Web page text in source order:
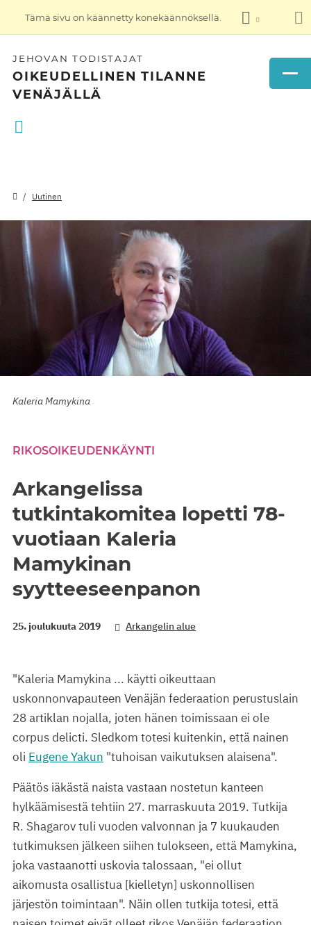
Tämä sivu on käännetty konekäännöksellä.
JEHOVAN TODISTAJAT
OIKEUDELLINEN TILANNE
VENÄJÄLLÄ
Uutinen
Kaleria Mamykina
RIKOSOIKEUDENKÄYNTI
Arkangelissa
tutkintakomitea lopetti 78-
vuotiaan Kaleria
Mamykinan
syytteeseenpanon
25. joulukuuta 2019 Arkangelin alue
"Kaleria Mamykina ... käytti oikeuttaan
uskonnonvapauteen Venäjän federaation perustuslain
28 artiklan nojalla, joten hänen toimissaan ei ole
corpus delicti. Sledkom totesi kuitenkin, että nainen
oli Eugene Yakun "tuhoisan vaikutuksen alaisena".
Päätös iäkästä naista vastaan nostetun kanteen
hylkäämisestä tehtiin 27. marraskuuta 2019. Tutkija
R. Shagarov tuli vuoden valvonnan ja 7 kuukauden
tutkimuksen jälkeen siihen tulokseen, että Mamykina,
joka vastaanotti uskovia talossaan, "ei ollut
aikomusta osallistua [kielletyn] uskonnollisen
järjestön toimintaan". Näin ollen tutkija totesi, että